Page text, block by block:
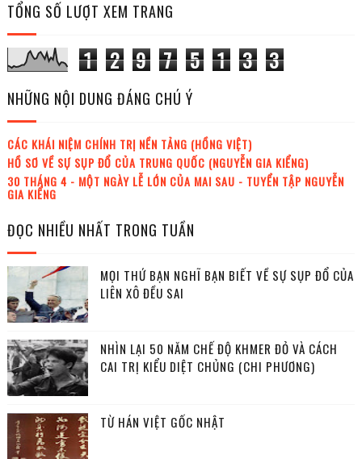
TỔNG SỐ LƯỢT XEM TRANG
1 2 9 7 5 1 3 3
NHỮNG NỘI DUNG ĐÁNG CHÚ Ý
CÁC KHÁI NIỆM CHÍNH TRỊ NỀN TẢNG (HỒNG VIỆT)
HỒ SƠ VỀ SỰ SỤP ĐỔ CỦA TRUNG QUỐC (NGUYỄN GIA KIỂNG)
30 THÁNG 4 - MỘT NGÀY LỄ LỚN CỦA MAI SAU - TUYỂN TẬP NGUYỄN
GIA KIỂNG
ĐỌC NHIỀU NHẤT TRONG TUẦN
MỌI THỨ BẠN NGHĨ BẠN BIẾT VỀ SỰ SỤP ĐỔ CỦA
LIÊN XÔ ĐỀU SAI
NHÌN LẠI 50 NĂM CHẾ ĐỘ KHMER ĐỎ VÀ CÁCH
CAI TRỊ KIỂU DIỆT CHỦNG (CHI PHƯƠNG)
TỪ HÁN VIỆT GỐC NHẬT